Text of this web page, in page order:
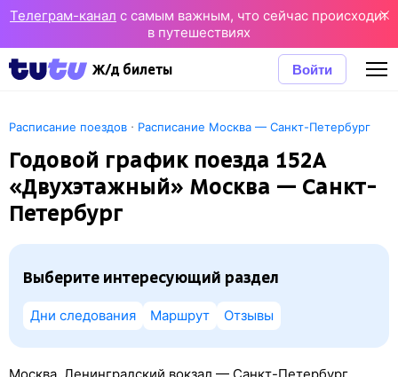
Телеграм-канал с самым важным, что сейчас происходит
в путешествиях
Ж/д билеты Войти
Расписание поездов · Расписание Москва — Санкт-Петербург
Годовой график поезда 152А
«Двухэтажный» Москва — Санкт-
Петербург
Выберите интересующий раздел
Дни следования Маршрут Отзывы